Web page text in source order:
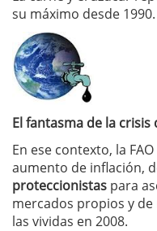
su máximo desde 1990.
El fantasma de la crisis
En ese contexto, la
aumento de inflación,
proteccionistas para
mercados propios y de
las vividas en 2008.